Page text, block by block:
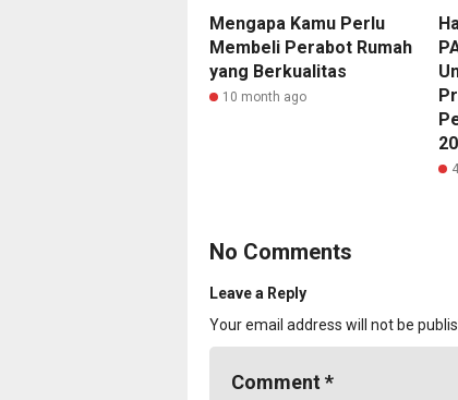
Mengapa Kamu Perlu
Membeli Perabot Rumah
yang Berkualitas
10 month ago
No Comments
Leave a Reply
Your email address will not be
Comment *